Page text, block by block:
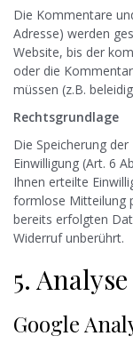
Die Kommentare
Adresse) werden
Website, bis der
oder die
müssen (z.B.
Rechtsgrundlage
Die Speicherung
Einwilligung (Art. 6
Ihnen erteilte
formlose Mitteilung
bereits erfolgten
Widerruf unberührt.
5.
Google